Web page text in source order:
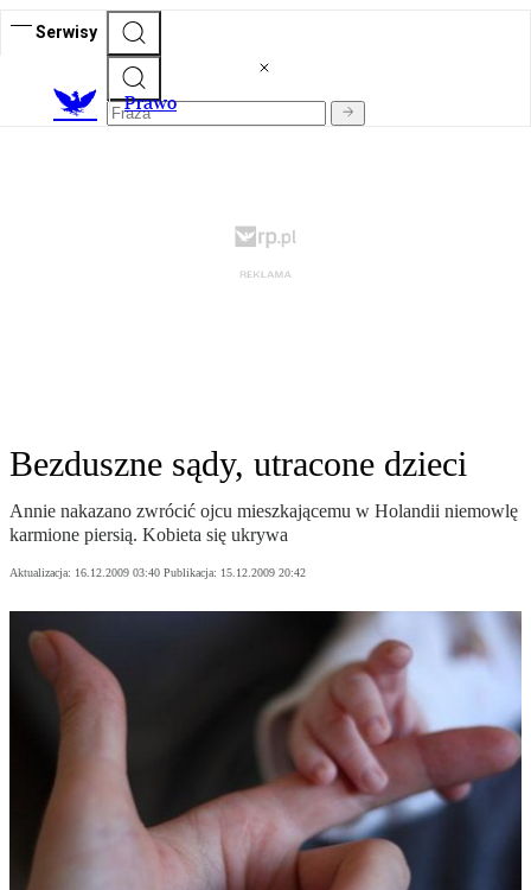
Serwisy
Prawo
Bezduszne sądy, utracone dzieci
Annie nakazano zwrócić ojcu mieszkającemu w Holandii niemowlę
karmione piersią. Kobieta się ukrywa
Aktualizacja: 16.12.2009 03:40 Publikacja: 15.12.2009 20:42